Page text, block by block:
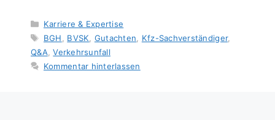
Kategorien
Karriere & Expertise
Schlagwörter
BGH BVSK Gutachten Kfz-Sachverständiger,
Q&A ,Verkehrsunfall
Kommentar hinterlassen